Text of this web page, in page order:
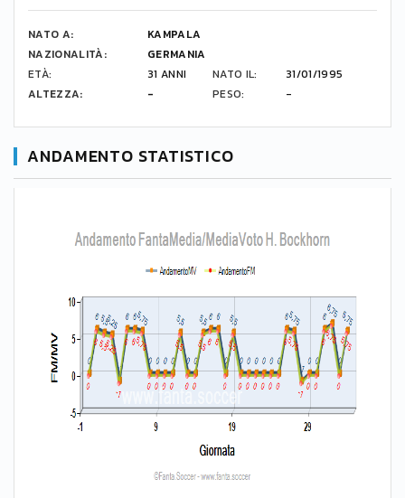
NATO A:
KAMPALA
NAZIONALITÀ:
GERMANIA
ETÀ:
31 ANNI NATO IL:
31/01/1995
ALTEZZA:
- PESO: -
ANDAMENTO STATISTICO